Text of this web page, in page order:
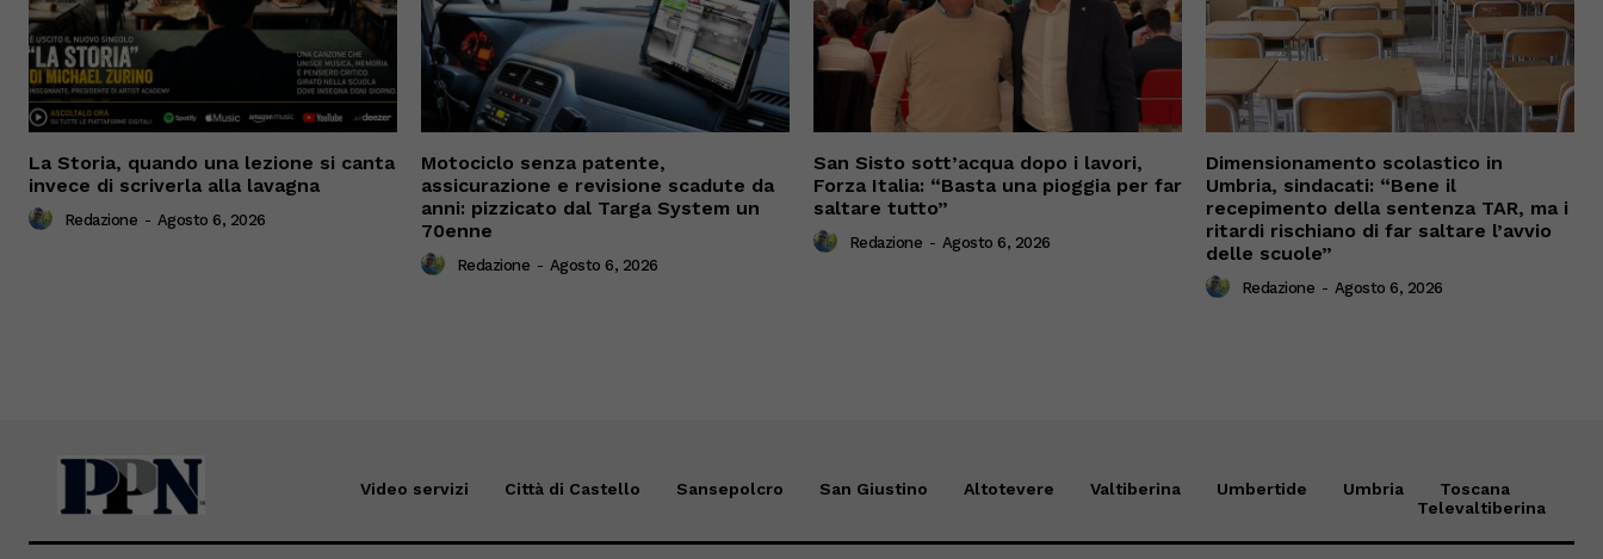
La Storia, quando una lezione si canta
invece di scriverla alla lavagna
Redazione - Agosto 6, 2026
Motociclo senza patente,
assicurazione e revisione scadute da
anni: pizzicato dal Targa System un
70enne
Redazione - Agosto 6, 2026
San Sisto sott’acqua dopo i lavori,
Forza Italia: “Basta una pioggia per far
saltare tutto”
Redazione - Agosto 6, 2026
Dimensionamento scolastico in
Umbria, sindacati: “Bene il
recepimento della sentenza TAR, ma i
ritardi rischiano di far saltare l’avvio
delle scuole”
Redazione - Agosto 6, 2026
Video servizi Città di Castello Sansepolcro San Giustino Altotevere Valtiberina Umbertide Umbria
Toscana
Televaltiberina